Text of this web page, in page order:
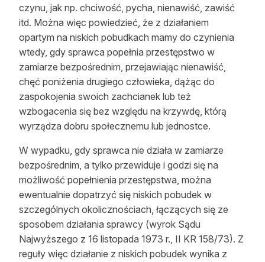
czynu, jak np. chciwość, pycha, nienawiść, zawiść
itd. Można więc powiedzieć, że z działaniem
opartym na niskich pobudkach mamy do czynienia
wtedy, gdy sprawca popełnia przestępstwo w
zamiarze bezpośrednim, przejawiając nienawiść,
chęć poniżenia drugiego człowieka, dążąc do
zaspokojenia swoich zachcianek lub też
wzbogacenia się bez względu na krzywdę, którą
wyrządza dobru społecznemu lub jednostce.
W wypadku, gdy sprawca nie działa w zamiarze
bezpośrednim, a tylko przewiduje i godzi się na
możliwość popełnienia przestępstwa, można
ewentualnie dopatrzyć się niskich pobudek w
szczególnych okolicznościach, łączących się ze
sposobem działania sprawcy (wyrok Sądu
Najwyższego z 16 listopada 1973 r., II KR 158/73). Z
reguły więc działanie z niskich pobudek wynika z